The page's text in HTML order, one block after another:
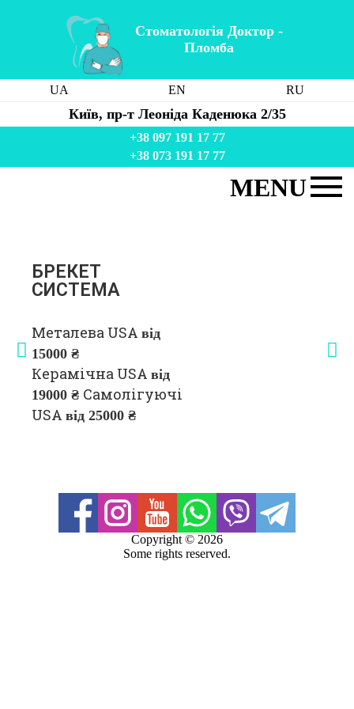
Стоматологія Доктор -
Пломба
UA EN RU
Київ, пр-т Леоніда Каденюка 2/35
+38 097 191 17 77
+38 073 191 17 77
MENU
Лікування в Україні
Блог
Контакти
БРЕКЕТ
СИСТЕМА
Металева USA від
15000 ₴
Керамічна USA від
19000 ₴ Самолігуючі
USA від 25000 ₴
Copyright © 2026
Some rights reserved.